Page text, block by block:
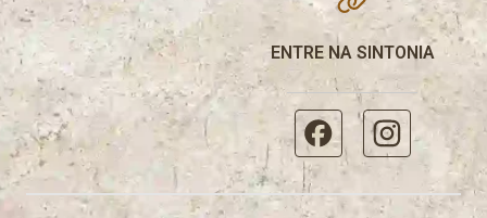
ENTRE NA SINTONIA